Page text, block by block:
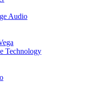
Audio
Technology